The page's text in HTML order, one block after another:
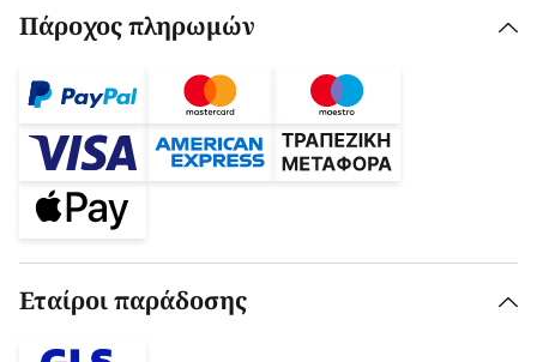
Πάροχος πληρωμών
Εταίροι παράδοσης